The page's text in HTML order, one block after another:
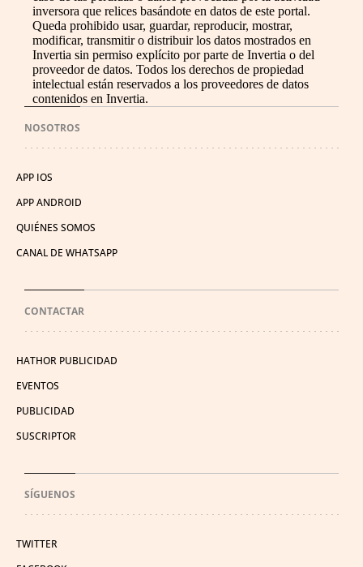
inversora que relices basándote en datos de este portal.
Queda prohibido usar, guardar, reproducir, mostrar,
modificar, transmitir o distribuir los datos mostrados en
Invertia sin permiso explícito por parte de Invertia o del
proveedor de datos. Todos los derechos de propiedad
intelectual están reservados a los proveedores de datos
contenidos en Invertia.
NOSOTROS
APP IOS
APP ANDROID
QUIÉNES SOMOS
CANAL DE WHATSAPP
CONTACTAR
HATHOR PUBLICIDAD
EVENTOS
PUBLICIDAD
SUSCRIPTOR
SÍGUENOS
TWITTER